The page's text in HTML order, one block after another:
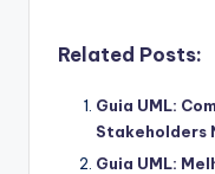
Related Posts:
Guia UML:
Stakeholders
Guia UML: